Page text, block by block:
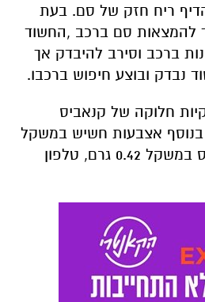
ריח חזק של סם. בעת
להמצאות סם ברכב ,החשוד
ברכב וסירב להיבדק אך
נבדק ובוצע חיפוש ברכבו.
חלוקה של קנאביס
6.5 קילו, בנוסף אצבעות חשיש במשקל
0.20 גרם ושמן קנאביס במשקל 0.42 גרם, טלפון